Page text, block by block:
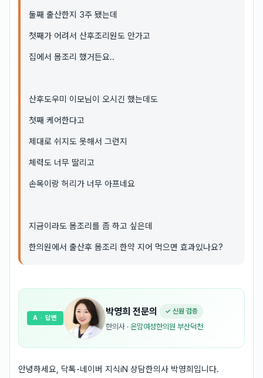
둘째 출산한지 3주 됐는데
첫째가 어려서 산후조리원도 안가고
집에서 몸조리 했거든요..
산후도우미 이모님이 오시긴 했는데도
첫째 케어한다고
제대로 쉬지도 못해서 그런지
체력도 너무 딸리고
손목이랑 허리가 너무 아프네요
지금이라도 몸조리를 좀 하고 싶은데
한의원에서 출산후 몸조리 한약 지어 먹으면 효과있나요?
박영희 전문의 ✓ 신원 검증
한의사 · 온맘여성한의원 부산덕천
A · 답변
안녕하세요, 닥톡-네이버 지식iN 상담한의사 박영희입니다.